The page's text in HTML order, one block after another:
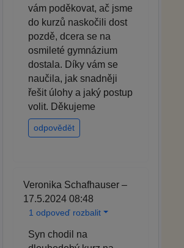
vám poděkovat, ač jsme
do kurzů naskočili dost
pozdě, dcera se na
osmileté gymnázium
dostala. Díky vám se
naučila, jak snadněji
řešit úlohy a jaký postup
volit. Děkujeme
odpovědět
Veronika Schafhauser –
17.5.2024 08:48
1 odpoveď rozbalit
Syn chodil na